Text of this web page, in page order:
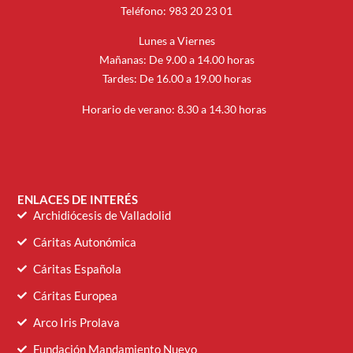
Teléfono: 983 20 23 01
Lunes a Viernes
Mañanas: De 9.00 a 14.00 horas
Tardes: De 16.00 a 19.00 horas
Horario de verano: 8.30 a 14.30 horas
ENLACES DE INTERÉS
Archidiócesis de Valladolid
Cáritas Autonómica
Cáritas Española
Cáritas Europea
Arco Iris Prolava
Fundación Mandamiento Nuevo